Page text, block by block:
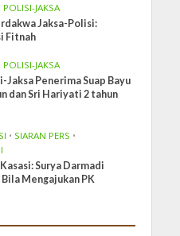
POLISI-JAKSA
Jaksa-Polisi:
Fitnah
POLISI-JAKSA
Penerima Suap Bayu
dan Sri Hariyati 2 tahun
• SIARAN PERS •
Surya Darmadi
Mengajukan PK